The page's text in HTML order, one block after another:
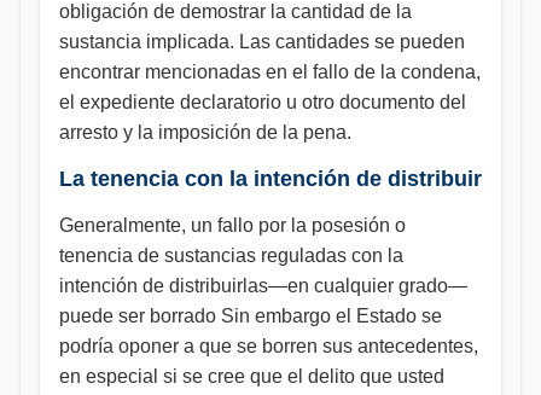
obligación de demostrar la cantidad de la
sustancia implicada. Las cantidades se pueden
encontrar mencionadas en el fallo de la condena,
el expediente declaratorio u otro documento del
arresto y la imposición de la pena.
La tenencia con la intención de distribuir
Generalmente, un fallo por la posesión o
tenencia de sustancias reguladas con la
intención de distribuirlas—en cualquier grado—
puede ser borrado Sin embargo el Estado se
podría oponer a que se borren sus antecedentes,
en especial si se cree que el delito que usted